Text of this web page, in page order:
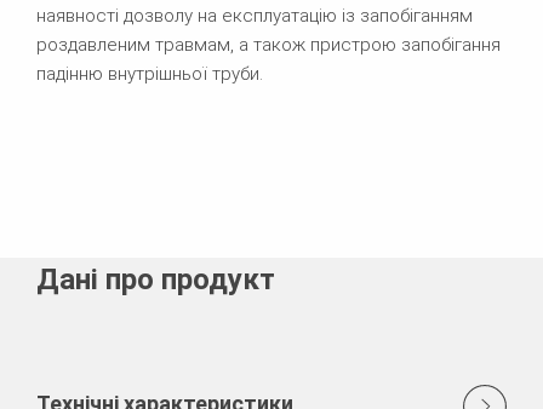
наявності дозволу на експлуатацію із запобіганням
роздавленим травмам, а також пристрою запобігання
падінню внутрішньої труби.
Дані про продукт